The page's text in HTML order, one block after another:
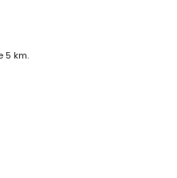
pour vos vacances à
promenade (Paseo Marítimo) (à
de Loreto, Jávea (Puerto)),
(Histórico de Jávea),
Jávea) et lieu historique
de l'hébergement)
(à moins de 25 kilomètres de
5 km.